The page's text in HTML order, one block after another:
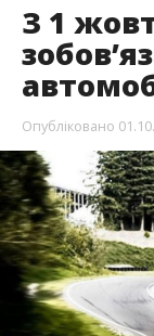
З 1
Опубліковано